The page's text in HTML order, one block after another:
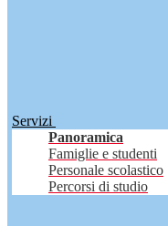
Servizi
Panoramica
Famiglie e studenti
Personale scolastico
Percorsi di studio